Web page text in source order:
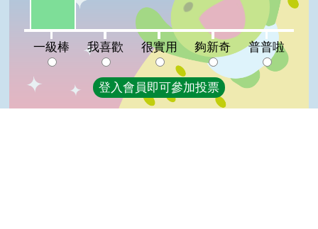
我喜歡:0% 很實用:0% 夠新奇:0%普普啦:0%
一級棒 我喜歡 很實用 夠新奇 普普啦
登入會員即可參加投票